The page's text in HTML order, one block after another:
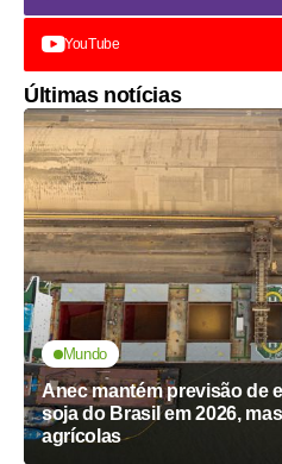
YouTube
Últimas notícias
Mundo
Anec mantém previsão de
soja do Brasil em 2026,
agrícolas